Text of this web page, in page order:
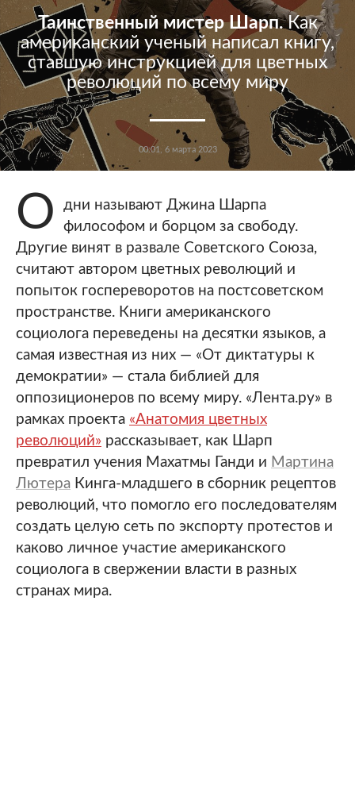
Таинственный мистер Шарп. Как
американский ученый написал книгу,
ставшую инструкцией для цветных
революций по всему миру
00:01, 6 марта 2023
О
дни называют Джина Шарпа
философом и борцом за свободу.
Другие винят в развале Советского Союза,
считают автором цветных революций и
попыток госпереворотов на постсоветском
пространстве. Книги американского
социолога переведены на десятки языков, а
самая известная из них — «От диктатуры к
демократии» — стала библией для
оппозиционеров по всему миру. «Лента.ру» в
рамках проекта «Анатомия цветных
революций» рассказывает, как Шарп
превратил учения Махатмы Ганди и Мартина
Лютера Кинга-младшего в сборник рецептов
революций, что помогло его последователям
создать целую сеть по экспорту протестов и
каково личное участие американского
социолога в свержении власти в разных
странах мира.